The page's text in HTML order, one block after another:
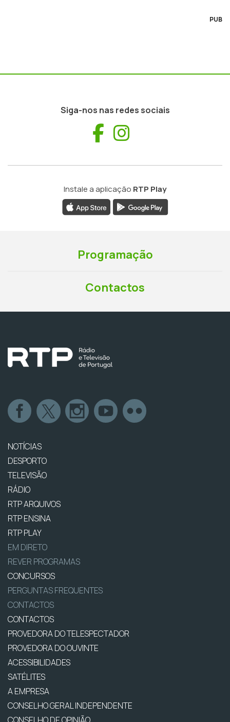
PUB
Siga-nos nas redes sociais
Facebook
Instale a aplicação RTP Play
Programação
Contactos
NOTÍCIAS
DESPORTO
TELEVISÃO
RÁDIO
RTP ARQUIVOS
RTP ENSINA
RTP PLAY
EM DIRETO
REVER PROGRAMAS
CONCURSOS
PERGUNTAS FREQUENTES
CONTACTOS
CONTACTOS
PROVEDORA DO TELESPECTADOR
PROVEDORA DO OUVINTE
ACESSIBILIDADES
SATÉLITES
A EMPRESA
CONSELHO GERAL INDEPENDENTE